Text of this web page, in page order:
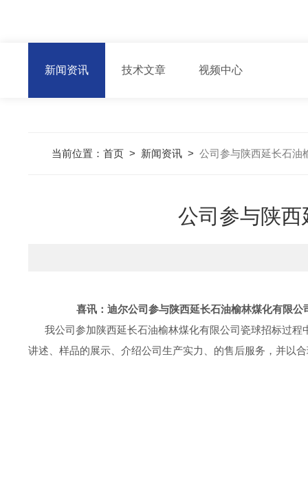
新闻资讯 技术文章 视频中心
当前位置： 首页> 新闻资讯> 公司参与陕西延长石油
公司参与陕
喜讯：迪尔公司参与陕西延长石油榆林煤化有限
我公司参加陕西延长石油榆林煤化有限公司瓷球招标过程
讲述、样品的展示、介绍公司生产实力、的售后服务，并以